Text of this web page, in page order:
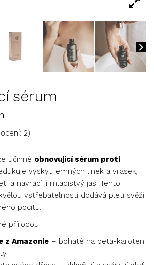
sérum
2)
účinné obnovující sérum proti
výskyt jemných linek a vrásek,
a navrací jí mladistvý jas. Tento
vstřebatelností dodává pleti svěží
pocitu.
přírodou
z Amazonie – bohaté na beta-karoten